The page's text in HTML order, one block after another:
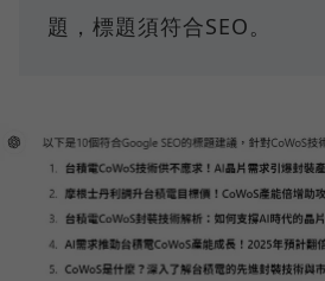
題，標題須符合SEO。